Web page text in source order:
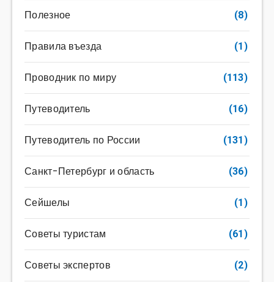
Полезное (8)
Правила въезда (1)
Проводник по миру (113)
Путеводитель (16)
Путеводитель по России (131)
Санкт-Петербург и область (36)
Сейшелы (1)
Советы туристам (61)
Советы экспертов (2)